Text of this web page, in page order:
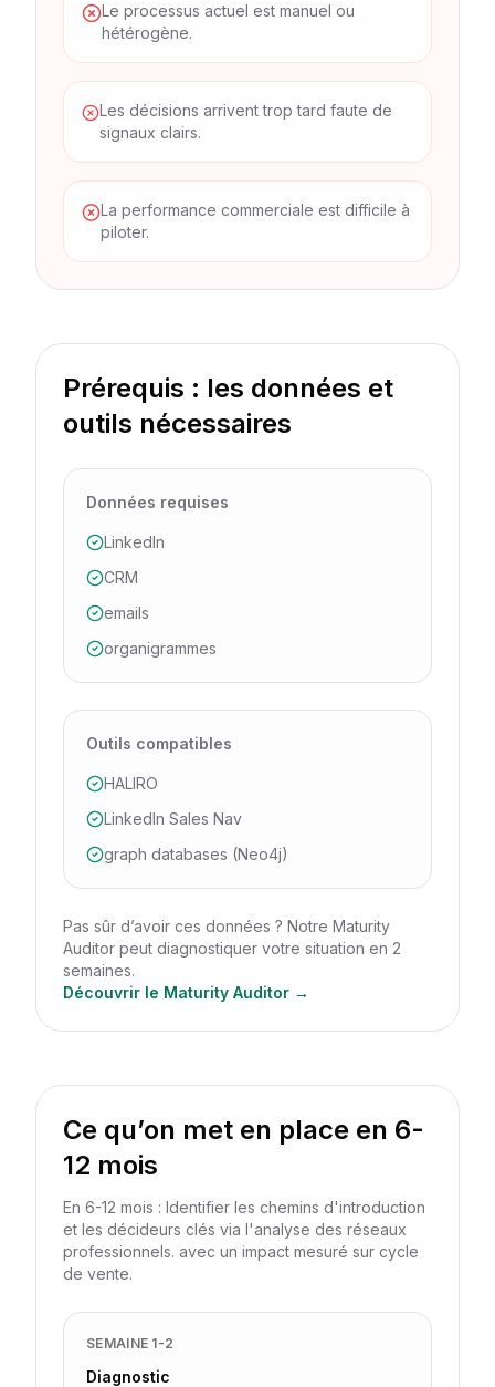
Le processus actuel est manuel ou
hétérogène.
Les décisions arrivent trop tard faute de
signaux clairs.
La performance commerciale est difficile à
piloter.
Prérequis : les données et
outils nécessaires
Données requises
LinkedIn
CRM
emails
organigrammes
Outils compatibles
HALIRO
LinkedIn Sales Nav
graph databases (Neo4j)
Pas sûr d’avoir ces données ? Notre Maturity
Auditor peut diagnostiquer votre situation en 2
semaines.
Découvrir le Maturity Auditor →
Ce qu’on met en place en 6-
12 mois
En 6-12 mois : Identifier les chemins d'introduction
et les décideurs clés via l'analyse des réseaux
professionnels. avec un impact mesuré sur cycle
de vente.
SEMAINE 1-2
Diagnostic